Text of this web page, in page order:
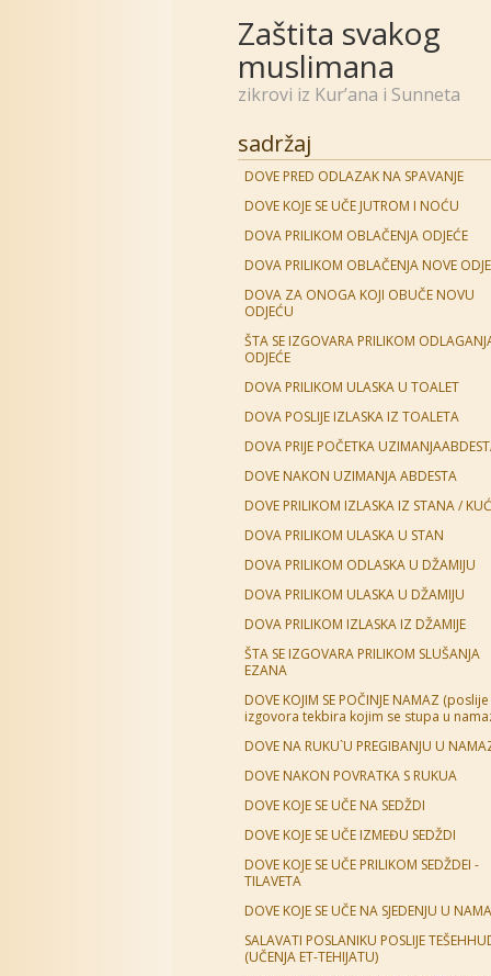
Zaštita svakog
muslimana
zikrovi iz Kur’ana i Sunneta
sadržaj
DOVE PRED ODLAZAK NA SPAVANJE
DOVE KOJE SE UČE JUTROM I NOĆU
DOVA PRILIKOM OBLAČENJA ODJEĆE
DOVA PRILIKOM OBLAČENJA NOVE
DOVA ZA ONOGA KOJI OBUČE NOVU
ODJEĆU
ŠTA SE IZGOVARA PRILIKOM
ODJEĆE
DOVA PRILIKOM ULASKA U TOALET
DOVA POSLIJE IZLASKA IZ TOALETA
DOVA PRIJE POČETKA
DOVE NAKON UZIMANJA ABDESTA
DOVE PRILIKOM IZLASKA IZ STANA /
DOVA PRILIKOM ULASKA U STAN
DOVA PRILIKOM ODLASKA U DŽAMIJU
DOVA PRILIKOM ULASKA U DŽAMIJU
DOVA PRILIKOM IZLASKA IZ DŽAMIJE
ŠTA SE IZGOVARA PRILIKOM SLUŠANJA
EZANA
DOVE KOJIM SE POČINJE NAMAZ (poslije
izgovora tekbira kojim se stupa u
DOVE NA RUKU`U PREGIBANJU U
DOVE NAKON POVRATKA S RUKUA
DOVE KOJE SE UČE NA SEDŽDI
DOVE KOJE SE UČE IZMEĐU SEDŽDI
DOVE KOJE SE UČE PRILIKOM SEDŽDEI -
TILAVETA
DOVE KOJE SE UČE NA SJEDENJU U
SALAVATI POSLANIKU POSLIJE
(UČENJA ET-TEHIJATU)